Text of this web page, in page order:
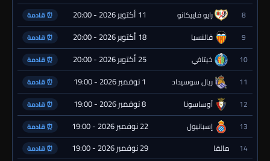
8 رايو فاييكانو 11 أكتوبر 2026 - 20:00 ⏰ قادمة
9 فالنسيا 18 أكتوبر 2026 - 20:00 ⏰ قادمة
10 خيتافي 25 أكتوبر 2026 - 20:00 ⏰ قادمة
11 ريال سوسيداد 1 نوفمبر 2026 - 19:00 ⏰ قادمة
12 أوساسونا 8 نوفمبر 2026 - 19:00 ⏰ قادمة
13 إسبانيول 22 نوفمبر 2026 - 19:00 ⏰ قادمة
14 مالقا 29 نوفمبر 2026 - 19:00 ⏰ قادمة